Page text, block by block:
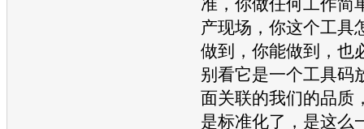
准，你做任何工作简
产现场，你这个工具
做到，你能做到，也
别看它是一个工具码
面关联的我们的品质
是标准化了，是这么